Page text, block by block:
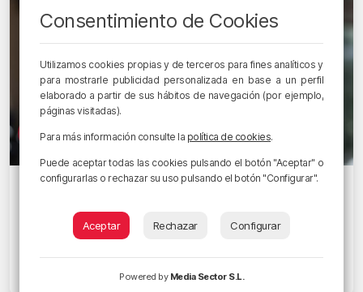
EGUNON MAGAZINE
Dinamarca prohibirá fumar a los
nacidos a partir de 2010, ¿podría
23/03/2022 • 10:42 • RADIO POPULAR - HERRI IRRATIA
Consentimiento de Cookies
Utilizamos cookies propias y de terceros para fines analíticos y
para mostrarle publicidad personalizada en base a un perfil
elaborado a partir de sus hábitos de navegación (por ejemplo,
páginas visitadas).
Para más información consulte la política de cookies.
Puede aceptar todas las cookies pulsando el botón "Aceptar" o
configurarlas o rechazar su uso pulsando el botón "Configurar".
Aceptar Rechazar Configurar
Powered by Media Sector S.L.